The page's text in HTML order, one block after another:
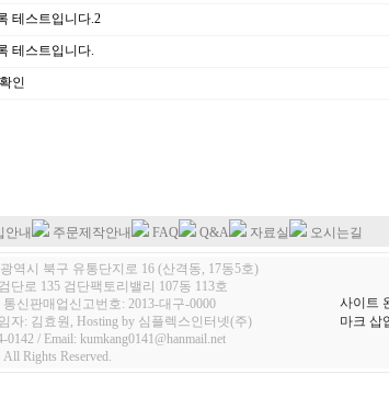
테스트입니다.2
테스트입니다.
인
안내 주문제작안내 FAQ Q&A 자료실 오시는길
역시 북구 유통단지로 16 (산격동, 17동5호)
단로 135 검단팩토리밸리 107동 113호
신판매업신고번호: 2013-대구-0000
자: 김효원, Hosting by 심플렉스인터넷(주)
0142 / Email: kumkang0141@hanmail.net
Rights Reserved.
사이트
마크 삽